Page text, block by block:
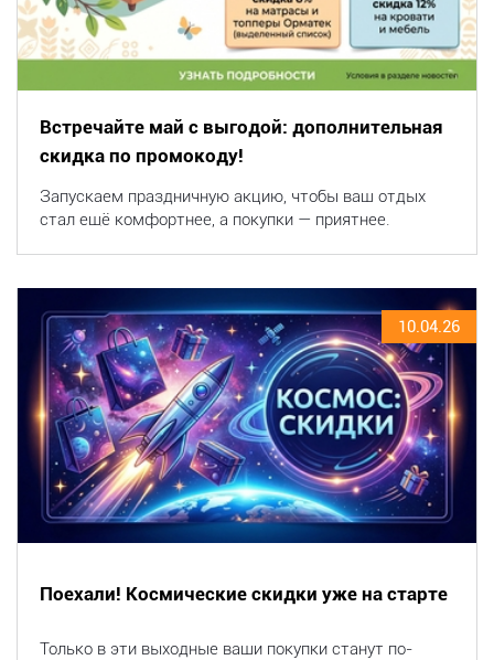
Встречайте май с выгодой: дополнительная
скидка по промокоду!
Запускаем праздничную акцию, чтобы ваш отдых
стал ещё комфортнее, а покупки — приятнее.
10.04.26
Поехали! Космические скидки уже на старте
Только в эти выходные ваши покупки станут по-